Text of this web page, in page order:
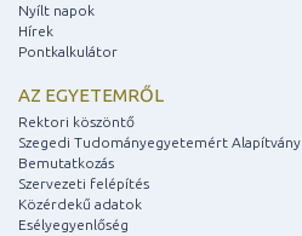
Nyílt napok
Hírek
Pontkalkulátor
AZ EGYETEMRŐL
Rektori köszöntő
Szegedi Tudományegyetemért Alapítvány
Bemutatkozás
Szervezeti felépítés
Közérdekű adatok
Esélyegyenlőség